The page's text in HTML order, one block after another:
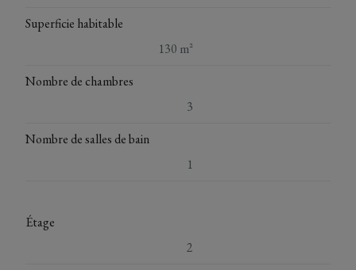
Superficie habitable
130 m²
Nombre de chambres
3
Nombre de salles de bain
1
Étage
2